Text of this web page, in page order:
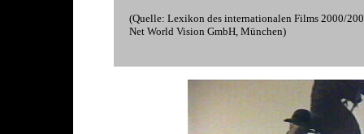
(Quelle: Lexikon des internationalen Films 2000/
Net World Vision GmbH, München)